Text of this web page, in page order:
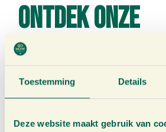
Toestemming Details
Deze website maakt gebruik van
Ontdek onze
producten: